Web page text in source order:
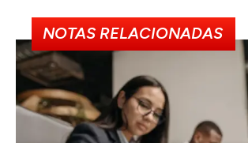
NOTAS RELACIONADAS